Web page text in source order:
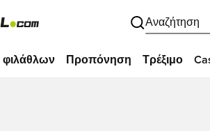
Αναζήτηση
φιλάθλων Προπόνηση Τρέξιμο